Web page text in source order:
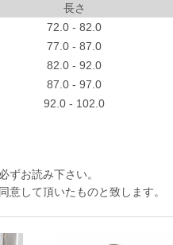
長さ
72.0 - 82.0
77.0 - 87.0
82.0 - 92.0
87.0 - 97.0
92.0 - 102.0
ずお読み下さい。
意して頂いたものと致します。